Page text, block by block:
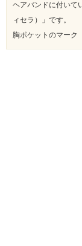
ヘアバンドに付いて
ィセラ）」です。
胸ポケットのマーク